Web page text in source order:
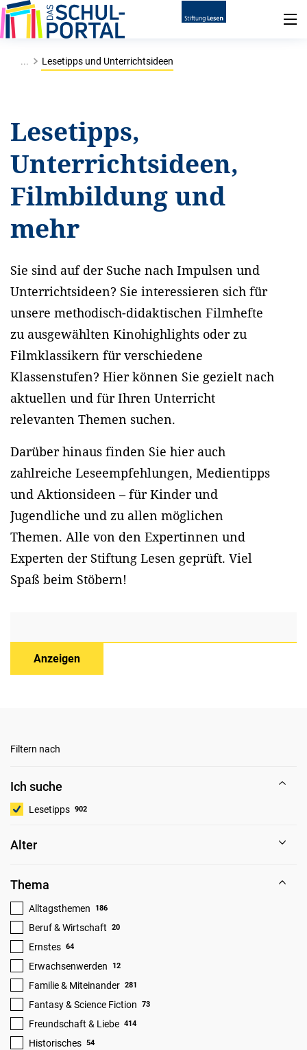
... Lesetipps und Unterrichtsideen
Lesetipps,
Unterrichtsideen,
Filmbildung und
mehr
Sie sind auf der Suche nach Impulsen und
Unterrichtsideen? Sie interessieren sich für
unsere methodisch-didaktischen Filmhefte
zu ausgewählten Kinohighlights oder zu
Filmklassikern für verschiedene
Klassenstufen? Hier können Sie gezielt nach
aktuellen und für Ihren Unterricht
relevanten Themen suchen.
Darüber hinaus finden Sie hier auch
zahlreiche Leseempfehlungen, Medientipps
und Aktionsideen – für Kinder und
Jugendliche und zu allen möglichen
Themen. Alle von den Expertinnen und
Experten der Stiftung Lesen geprüft. Viel
Spaß beim Stöbern!
Anzeigen
Filtern nach
Ich suche
Lesetipps 902
Alter
Thema
Alltagsthemen 186
Beruf & Wirtschaft 20
Ernstes 64
Erwachsenwerden 12
Familie & Miteinander 281
Fantasy & Science Fiction 73
Freundschaft & Liebe 414
Historisches 54